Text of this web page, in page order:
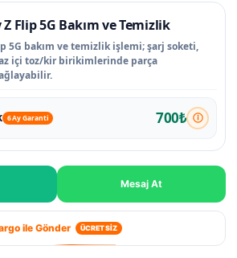
Flip 5G Bakım ve Temizlik
5G bakım ve temizlik işlemi; şarj soketi,
içi toz/kir birikimlerinde parça
6 Ay Garanti 700₺
Mesaj At
ile Gönder ÜCRETSİZ